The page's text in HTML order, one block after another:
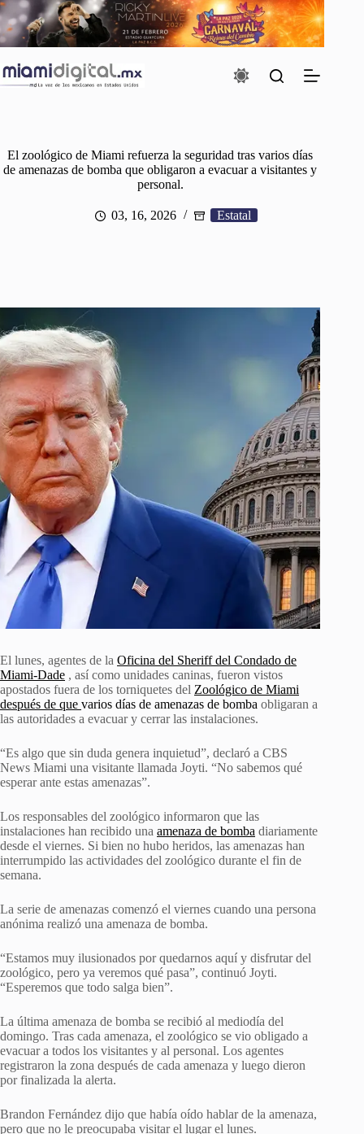
Saltar
al
contenido
El zoológico de Miami refuerza la seguridad tras varios días
de amenazas de bomba que obligaron a evacuar a visitantes y
personal.
03, 16, 2026 Estatal
El lunes, agentes de la Oficina del Sheriff del Condado de
Miami-Dade , así como unidades caninas, fueron vistos
apostados fuera de los torniquetes del Zoológico de Miami
después de que varios días de amenazas de bomba obligaran a
las autoridades a evacuar y cerrar las instalaciones.
“Es algo que sin duda genera inquietud”, declaró a CBS
News Miami una visitante llamada Joyti. “No sabemos qué
esperar ante estas amenazas”.
Los responsables del zoológico informaron que las
instalaciones han recibido una amenaza de bomba diariamente
desde el viernes. Si bien no hubo heridos, las amenazas han
interrumpido las actividades del zoológico durante el fin de
semana.
La serie de amenazas comenzó el viernes cuando una persona
anónima realizó una amenaza de bomba.
“Estamos muy ilusionados por quedarnos aquí y disfrutar del
zoológico, pero ya veremos qué pasa”, continuó Joyti.
“Esperemos que todo salga bien”.
La última amenaza de bomba se recibió al mediodía del
domingo. Tras cada amenaza, el zoológico se vio obligado a
evacuar a todos los visitantes y al personal. Los agentes
registraron la zona después de cada amenaza y luego dieron
por finalizada la alerta.
Brandon Fernández dijo que había oído hablar de la amenaza,
pero que no le preocupaba visitar el lugar el lunes.